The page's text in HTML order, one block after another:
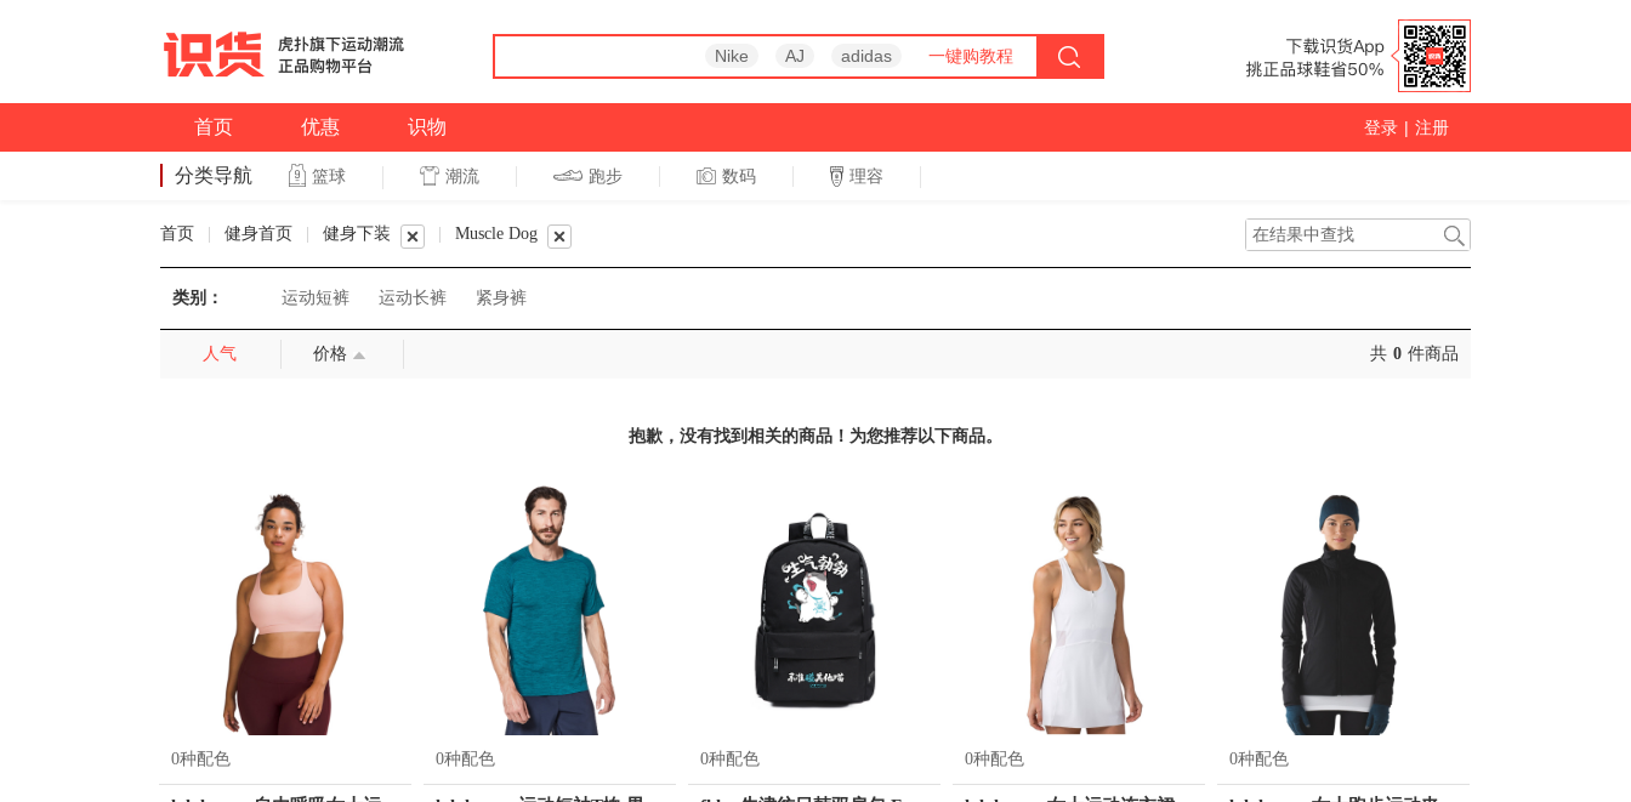
Nike AJ adidas 一键购教程
首页 优惠 识物 登录 | 注册
分类导航 篮球 潮流 跑步 数码 理容
首页 健身首页 健身下装 Muscle Dog
类别： 运动短裤 运动长裤 紧身裤
人气 价格 共 0 件商品
抱歉，没有找到相关的商品！为您推荐以下商品。
0种配色 0种配色 0种配色 0种配色 0种配色